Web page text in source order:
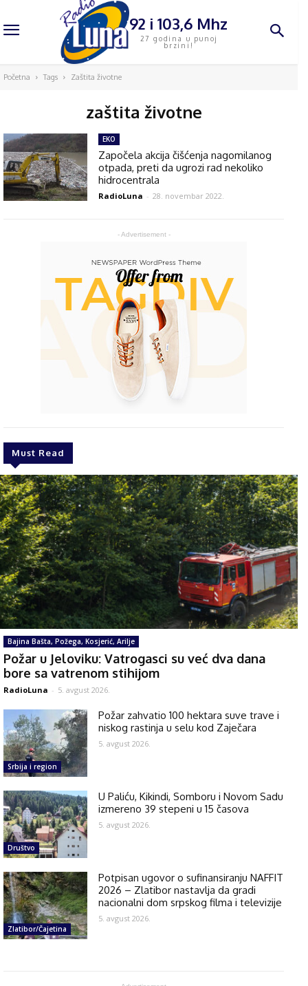
92 i 103,6 Mhz
27 godina u punoj
brzini!
Početna Tags Zaštita životne
zaštita životne
- Advertisement -
Must Read
Bajina Bašta, Požega, Kosjerić, Arilje
Požar u Jeloviku: Vatrogasci su već dva dana
bore sa vatrenom stihijom
RadioLuna - 5. avgust 2026.
Srbija i region
Požar zahvatio 100 hektara suve trave i
niskog rastinja u selu kod Zaječara
5. avgust 2026.
Društvo
U Paliću, Kikindi, Somboru i Novom Sadu
izmereno 39 stepeni u 15 časova
5. avgust 2026.
Zlatibor/Čajetina
Potpisan ugovor o sufinansiranju NAFFIT
2026 – Zlatibor nastavlja da gradi
nacionalni dom srpskog filma i televizije
5. avgust 2026.
EKO
Započela akcija čišćenja nagomilanog
otpada, preti da ugrozi rad nekoliko
hidrocentrala
RadioLuna - 28. novembar 2022.